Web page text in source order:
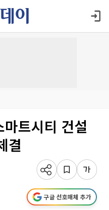
트시티 건설
결
구글 선호매체 추가